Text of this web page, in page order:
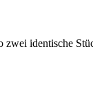
zwei identische